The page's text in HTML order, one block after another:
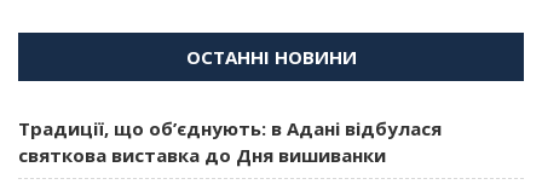
ОСТАННІ НОВИНИ
Традиції, що об’єднують: в Адані відбулася
святкова виставка до Дня вишиванки